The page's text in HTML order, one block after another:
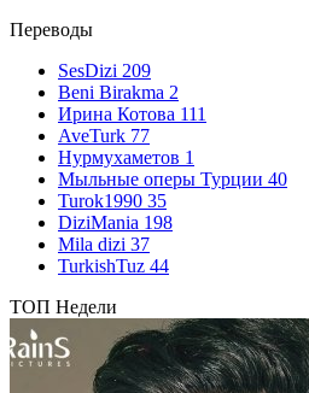
Переводы
SesDizi 209
Beni Birakma 2
Ирина Котова 111
AveTurk 77
Нурмухаметов 1
Мыльные оперы Турции 40
Turok1990 35
DiziMania 198
Mila dizi 37
TurkishTuz 44
ТОП Недели